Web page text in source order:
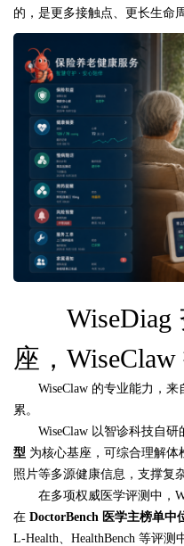
的，是更多接触点、更长生命
座，
WiseClaw 的专业能力，
累。
WiseClaw 以智诊科技自研
型 为核心基座，可综合理解
照片等多源健康信息，支撑复
在多项权威医学评测中，
在 DoctorBench 医学主榜单中
L-Health、HealthBench 等评